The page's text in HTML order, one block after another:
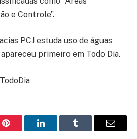
e Controle”.
PCJ estuda uso de águas
primeiro em Todo Dia.
Pinterest LinkedInTumblr Email